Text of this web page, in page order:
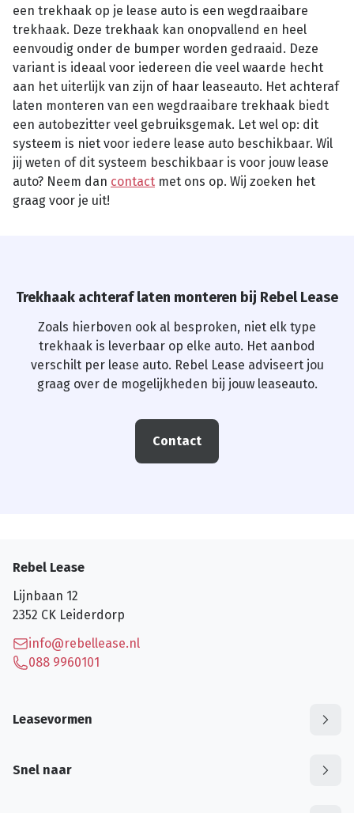
een trekhaak op je lease auto is een wegdraaibare
trekhaak. Deze trekhaak kan onopvallend en heel
eenvoudig onder de bumper worden gedraaid. Deze
variant is ideaal voor iedereen die veel waarde hecht
aan het uiterlijk van zijn of haar leaseauto. Het achteraf
laten monteren van een wegdraaibare trekhaak biedt
een autobezitter veel gebruiksgemak. Let wel op: dit
systeem is niet voor iedere lease auto beschikbaar. Wil
jij weten of dit systeem beschikbaar is voor jouw lease
auto? Neem dan contact met ons op. Wij zoeken het
graag voor je uit!
Trekhaak achteraf laten monteren bij Rebel Lease
Zoals hierboven ook al besproken, niet elk type
trekhaak is leverbaar op elke auto. Het aanbod
verschilt per lease auto. Rebel Lease adviseert jou
graag over de mogelijkheden bij jouw leaseauto.
Contact
Rebel Lease
Lijnbaan 12
2352 CK Leiderdorp
info@rebellease.nl
088 9960101
Leasevormen
Snel naar